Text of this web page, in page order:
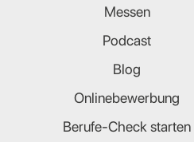
Messen
Podcast
Blog
Onlinebewerbung
Berufe-Check starten